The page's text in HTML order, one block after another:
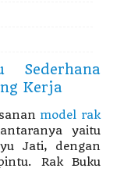
Kerja
model rak
yaitu
Jati, dengan
Rak Buku